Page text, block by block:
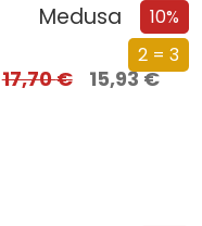
10%
2 = 3
Medusa
17,70€ 15,93€